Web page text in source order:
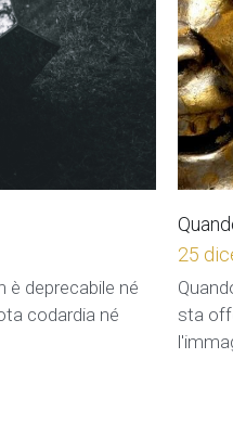
è deprecabile né
codardia né
25
sta